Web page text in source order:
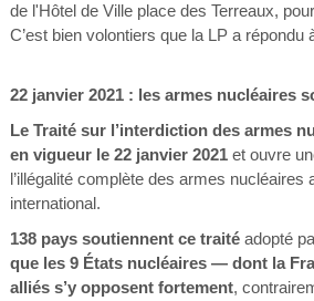
de l'Hôtel de Ville place des Terreaux,
C’est bien volontiers que la LP a répondu
22 janvier 2021 : les armes nucléaires
Le Traité sur l’interdiction des armes
en vigueur le 22 janvier 2021 et ouvre
l’illégalité complète des armes nucléaires
international.
138 pays soutiennent ce traitéadopté
que les 9 États nucléaires — dont la
alliés s’y opposent fortement,